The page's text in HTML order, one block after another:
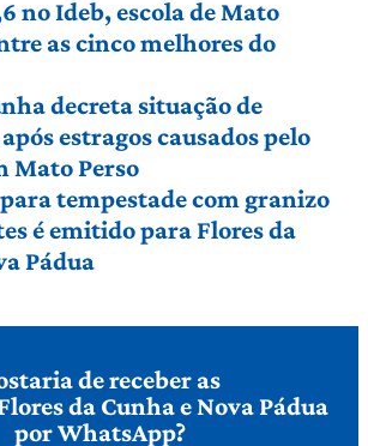
no Ideb, escola de Mato
as cinco melhores do
decreta situação de
estragos causados pelo
Mato Perso
tempestade com granizo
é emitido para Flores da
Pádua
de receber as
da Cunha e Nova Pádua
por WhatsApp?